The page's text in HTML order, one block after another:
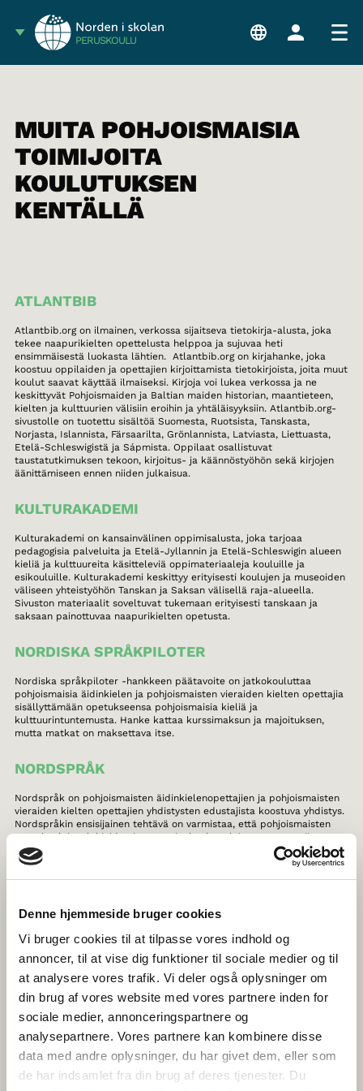
Denne hjemmeside bruger cookies
Vi bruger cookies til at tilpasse vores indhold og
annoncer, til at vise dig funktioner til sociale medier og til
at analysere vores trafik. Vi deler også oplysninger om
din brug af vores website med vores partnere inden for
sociale medier, annonceringspartnere og
analysepartnere. Vores partnere kan kombinere disse
data med andre oplysninger, du har givet dem, eller som
de har indsamlet fra din brug af deres tjenester. Du
PERUSKOULU
MUITA POHJOISMAISIA
TOIMIJOITA
KOULUTUKSEN
KENTÄLLÄ
ATLANTBIB
Atlantbib.org on ilmainen, verkossa sijaitseva tietokirja-alusta, joka
tekee naapurikielten opettelusta helppoa ja sujuvaa heti
ensimmäisestä luokasta lähtien. Atlantbib.org on kirjahanke, joka
koostuu oppilaiden ja opettajien kirjoittamista tietokirjoista, joita muut
koulut saavat käyttää ilmaiseksi. Kirjoja voi lukea verkossa ja ne
keskittyvät Pohjoismaiden ja Baltian maiden historian, maantieteen,
kielten ja kulttuurien välisiin eroihin ja yhtäläisyyksiin. Atlantbib.org-
sivustolle on tuotettu sisältöä Suomesta, Ruotsista, Tanskasta,
Norjasta, Islannista, Färsaarilta, Grönlannista, Latviasta, Liettuasta,
Etelä-Schleswigistä ja Sápmista. Oppilaat osallistuvat
taustatutkimuksen tekoon, kirjoitus- ja käännöstyöhön sekä kirjojen
äänittämiseen ennen niiden julkaisua.
KULTURAKADEMI
Kulturakademi on kansainvälinen oppimisalusta, joka tarjoaa
pedagogisia palveluita ja Etelä-Jyllannin ja Etelä-Schleswigin alueen
kieliä ja kulttuureita käsitteleviä oppimateriaaleja kouluille ja
esikouluille. Kulturakademi keskittyy erityisesti koulujen ja museoiden
väliseen yhteistyöhön Tanskan ja Saksan välisellä raja-alueella.
Sivuston materiaalit soveltuvat tukemaan erityisesti tanskaan ja
saksaan painottuvaa naapurikielten opetusta.
NORDISKA SPRÅKPILOTER
Nordiska språkpiloter -hankkeen päätavoite on jatkokouluttaa
pohjoismaisia äidinkielen ja pohjoismaisten vieraiden kielten opettajia
sisällyttämään opetukseensa pohjoismaisia kieliä ja
kulttuurintuntemusta. Hanke kattaa kurssimaksun ja majoituksen,
mutta matkat on maksettava itse.
NORDSPRÅK
Nordspråk on pohjoismaisten äidinkielenopettajien ja pohjoismaisten
vieraiden kielten opettajien yhdistysten edustajista koostuva yhdistys.
Nordspråkin ensisijainen tehtävä on varmistaa, että pohjoismaisten
peruskoulujen, lukioiden ja opettajankoulutuslaitosten opettajien
tietämys muiden Pohjoismaiden kulttuureista ja kirjallisuudesta on
ajan tasalla ja että heillä on tarvittavat työkalut pohjoismaisten
THE HISTORY OF NORDIC WOMEN’S
LITERATURE
Tältä sivustolta saat tietoa pohjoismaisen naiskirjallisuuden
uusimmista tuulista ja pääset syventymään Suomen, Ruotsin, Norjan,
Tanskan, Islannin, Färsaarten, Grönlannin ja Ahvenanmaan yli
tuhatvuotiseen naiskirjallisuuden historiaan. Sivuston materiaalit ovat
kokonaan Pohjolan johtavien kirjallisuushistorian tutkijoiden käsialaa.
TEGNTUBE